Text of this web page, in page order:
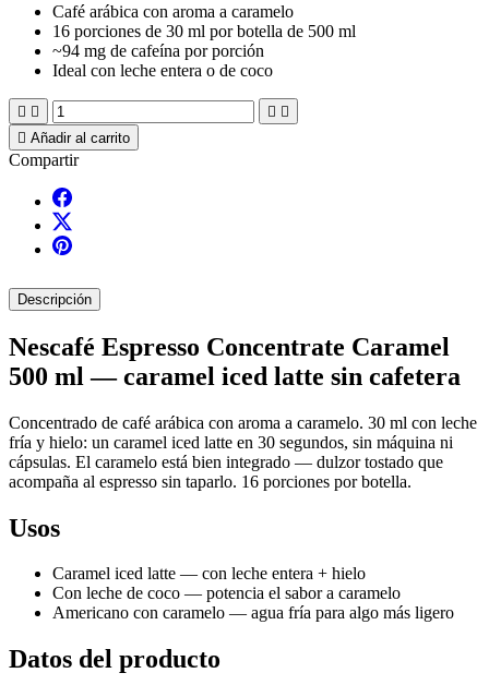
Café arábica con aroma a caramelo
16 porciones de 30 ml por botella de 500 ml
~94 mg de cafeína por porción
Ideal con leche entera o de coco
   
 Añadir al carrito
Compartir
Descripción
Nescafé Espresso Concentrate Caramel
500 ml — caramel iced latte sin cafetera
Concentrado de café arábica con aroma a caramelo. 30 ml con leche
fría y hielo: un caramel iced latte en 30 segundos, sin máquina ni
cápsulas. El caramelo está bien integrado — dulzor tostado que
acompaña al espresso sin taparlo. 16 porciones por botella.
Usos
Caramel iced latte — con leche entera + hielo
Con leche de coco — potencia el sabor a caramelo
Americano con caramelo — agua fría para algo más ligero
Datos del producto